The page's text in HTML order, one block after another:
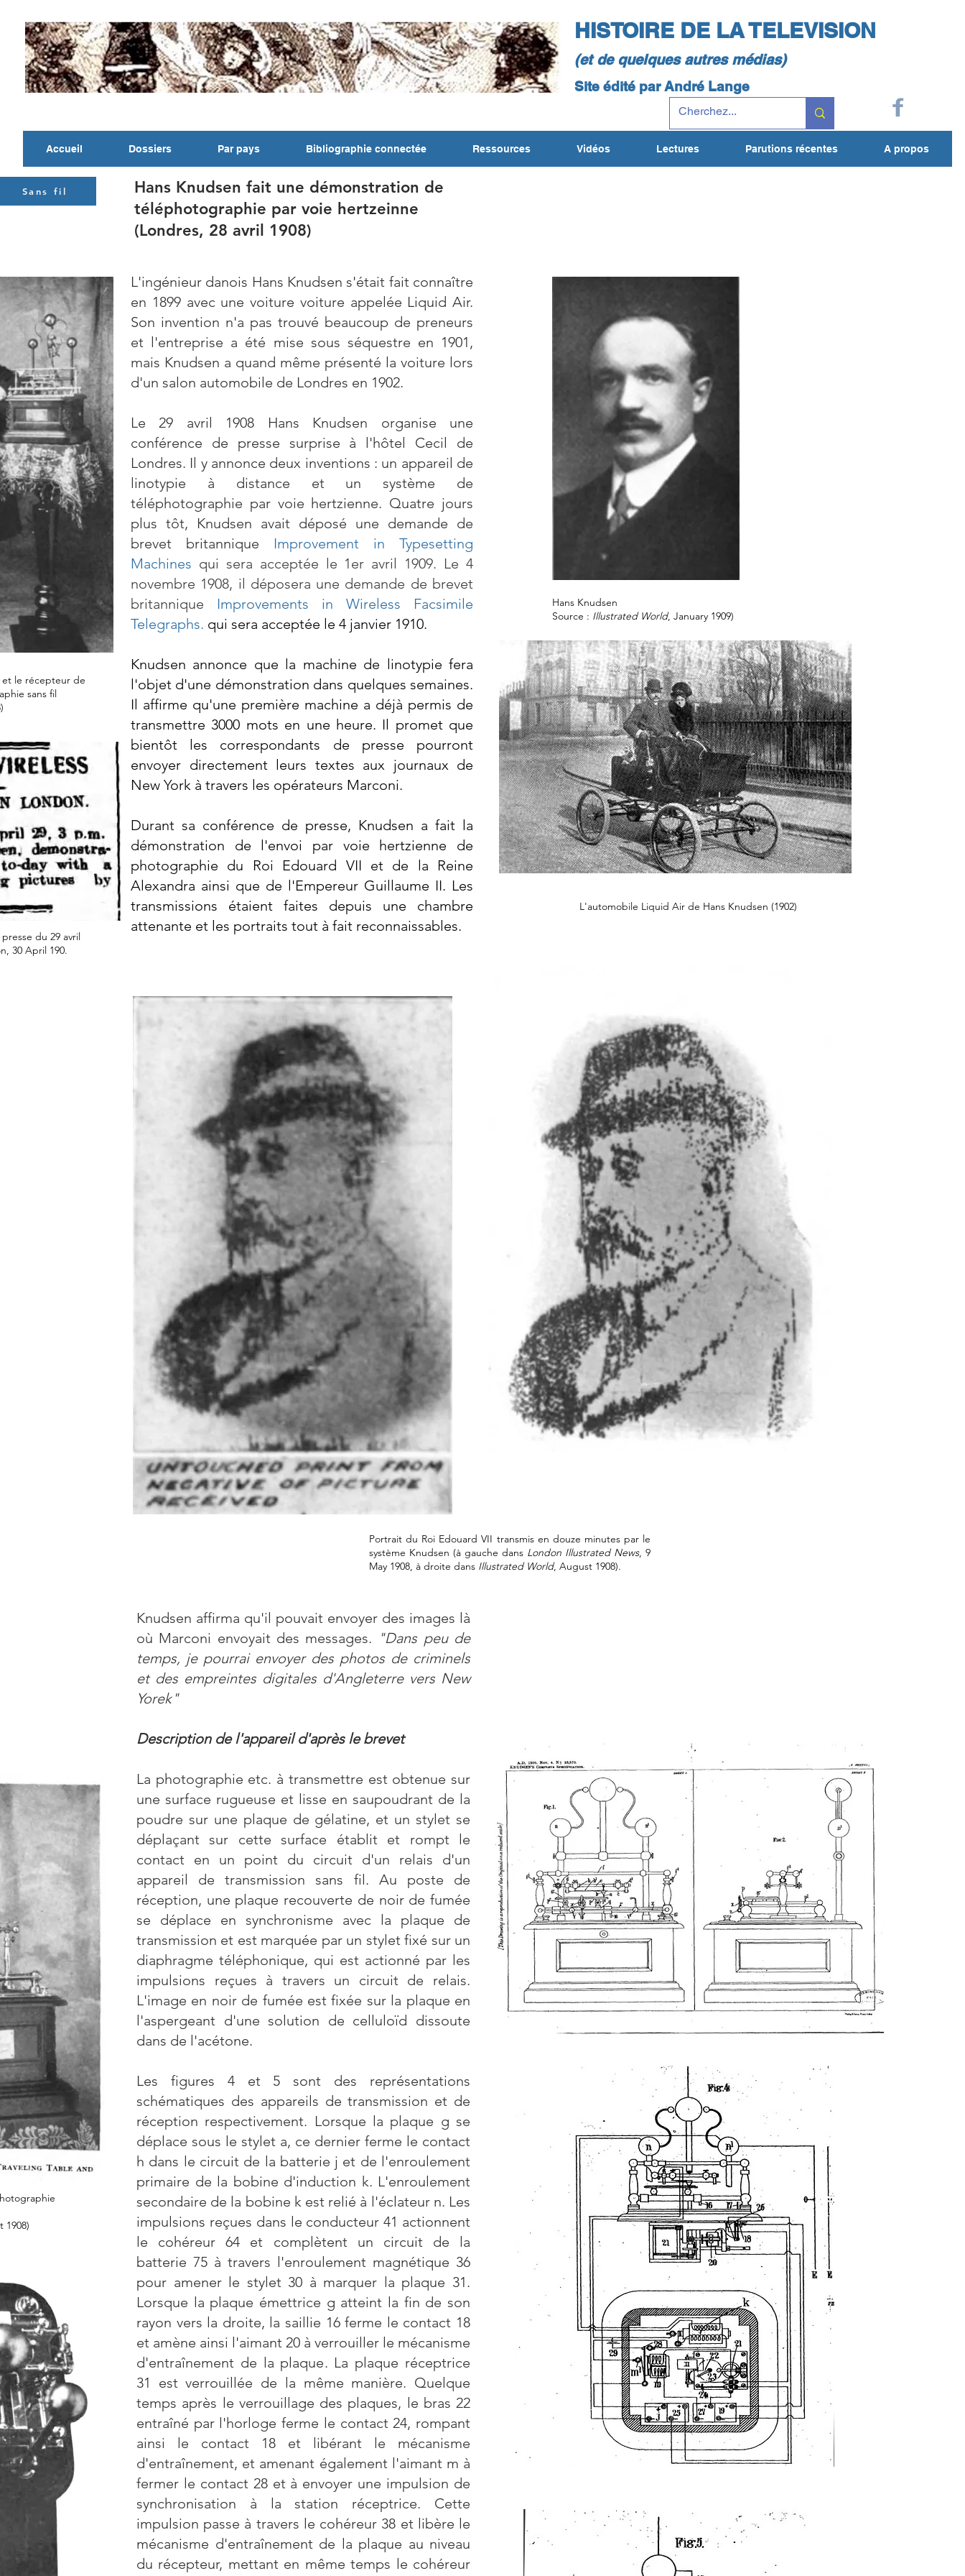
HISTOIRE DE LA TELEVISION
(et de quelques autres médias)
Site édité par André Lange
Accueil Dossiers Par pays Bibliographie connectée Ressources Vidéos Lectures Parutions récentes A propos
Sans fil
Hans Knudsen fait une démonstration de
téléphotographie par voie hertzeinne
(Londres, 28 avril 1908)
et le récepteur de
sans fil
du 29 avril
30 April 190.
L'ingénieur danois Hans Knudsen s'était fait connaître
en 1899 avec une voiture voiture appelée Liquid Air.
Son invention n'a pas trouvé beaucoup de preneurs
et l'entreprise a été mise sous séquestre en 1901,
mais Knudsen a quand même présenté la voiture lors
d'un salon automobile de Londres en 1902.
Le 29 avril 1908 Hans Knudsen organise une
conférence de presse surprise à l'hôtel Cecil de
Londres. Il y annonce deux inventions : un appareil de
linotypie à distance et un système de
téléphotographie par voie hertzienne. Quatre jours
plus tôt, Knudsen avait déposé une demande de
brevet britannique Improvement in Typesetting
Machines qui sera acceptée le 1er avril 1909. Le 4
novembre 1908, il déposera une demande de brevet
britannique Improvements in Wireless Facsimile
Telegraphs. qui sera acceptée le 4 janvier 1910.
Knudsen annonce que la machine de linotypie fera
l'objet d'une démonstration dans quelques semaines.
Il affirme qu'une première machine a déjà permis de
transmettre 3000 mots en une heure. Il promet que
bientôt les correspondants de presse pourront
envoyer directement leurs textes aux journaux de
New York à travers les opérateurs Marconi.
Durant sa conférence de presse, Knudsen a fait la
démonstration de l'envoi par voie hertzienne de
photographie du Roi Edouard VII et de la Reine
Alexandra ainsi que de l'Empereur Guillaume II. Les
transmissions étaient faites depuis une chambre
attenante et les portraits tout à fait reconnaissables.
Hans Knudsen
Source : Illustrated World, January 1909)
L'automobile Liquid Air de Hans Knudsen (1902)
Portrait du Roi Edouard VII transmis en douze minutes par le
système Knudsen (à gauche dans London Illustrated News, 9
May 1908, à droite dans Illustrated World, August 1908).
1908)
Knudsen affirma qu'il pouvait envoyer des images là
où Marconi envoyait des messages. "Dans peu de
temps, je pourrai envoyer des photos de criminels
et des empreintes digitales d'Angleterre vers New
Yorek"
Description de l'appareil d'après le brevet
La photographie etc. à transmettre est obtenue sur
une surface rugueuse et lisse en saupoudrant de la
poudre sur une plaque de gélatine, et un stylet se
déplaçant sur cette surface établit et rompt le
contact en un point du circuit d'un relais d'un
appareil de transmission sans fil. Au poste de
réception, une plaque recouverte de noir de fumée
se déplace en synchronisme avec la plaque de
transmission et est marquée par un stylet fixé sur un
diaphragme téléphonique, qui est actionné par les
impulsions reçues à travers un circuit de relais.
L'image en noir de fumée est fixée sur la plaque en
l'aspergeant d'une solution de celluloïd dissoute
dans de l'acétone.
Les figures 4 et 5 sont des représentations
schématiques des appareils de transmission et de
réception respectivement. Lorsque la plaque g se
déplace sous le stylet a, ce dernier ferme le contact
h dans le circuit de la batterie j et de l'enroulement
primaire de la bobine d'induction k. L'enroulement
secondaire de la bobine k est relié à l'éclateur n. Les
impulsions reçues dans le conducteur 41 actionnent
le cohéreur 64 et complètent un circuit de la
batterie 75 à travers l'enroulement magnétique 36
pour amener le stylet 30 à marquer la plaque 31.
Lorsque la plaque émettrice g atteint la fin de son
rayon vers la droite, la saillie 16 ferme le contact 18
et amène ainsi l'aimant 20 à verrouiller le mécanisme
d'entraînement de la plaque. La plaque réceptrice
31 est verrouillée de la même manière. Quelque
temps après le verrouillage des plaques, le bras 22
entraîné par l'horloge ferme le contact 24, rompant
ainsi le contact 18 et libérant le mécanisme
d'entraînement, et amenant également l'aimant m à
fermer le contact 28 et à envoyer une impulsion de
synchronisation à la station réceptrice. Cette
impulsion passe à travers le cohéreur 38 et libère le
mécanisme d'entraînement de la plaque au niveau
du récepteur, mettant en même temps le cohéreur